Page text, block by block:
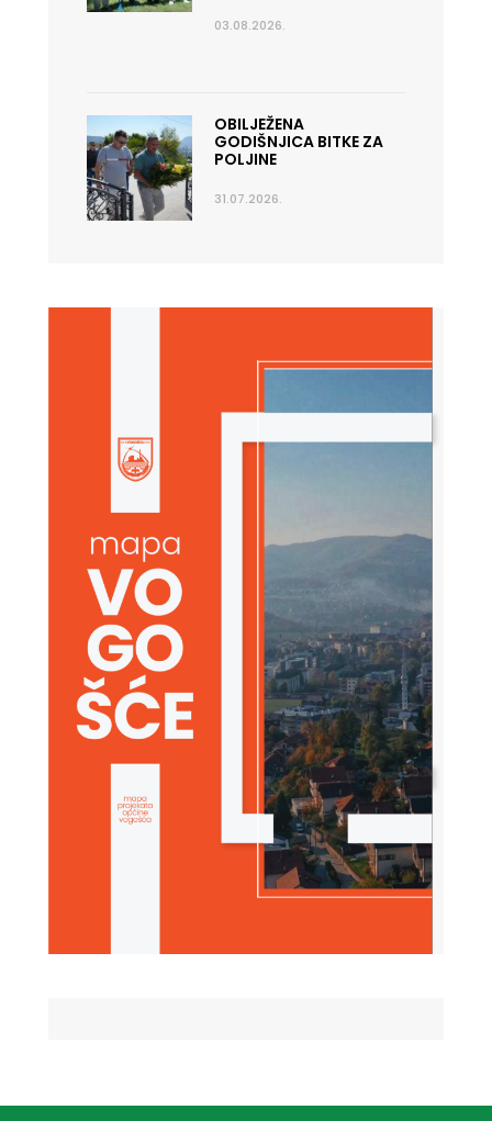
03.08.2026.
OBILJEŽENA
GODIŠNJICA BITKE ZA
POLJINE
31.07.2026.